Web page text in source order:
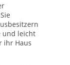
und leicht
ihr Haus